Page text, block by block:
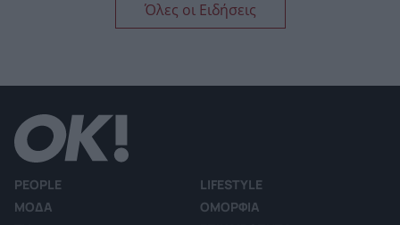
Όλες οι Ειδήσεις
PEOPLE
LIFESTYLE
ΜΟΔΑ
ΟΜΟΡΦΙΑ